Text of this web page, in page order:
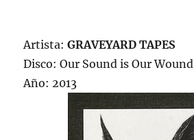
Artista:GRAVEYARD TAPES
Disco: Our Sound is Our Wound
Año: 2013